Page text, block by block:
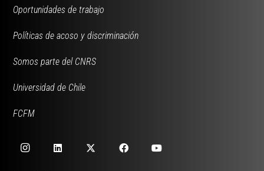
Oportunidades de trabajo
Políticas de acoso y discriminación
Somos parte del CNRS
Universidad de Chile
FCFM